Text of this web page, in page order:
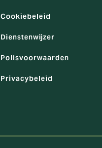
Cookiebeleid
Dienstenwijzer
Polisvoorwaarden
Privacybeleid